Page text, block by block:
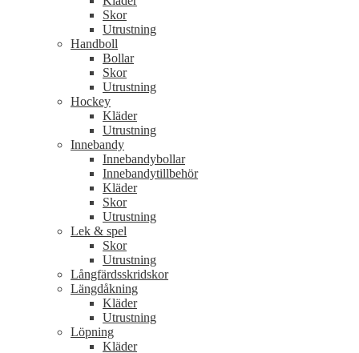
Skor
Utrustning
Handboll
Bollar
Skor
Utrustning
Hockey
Kläder
Utrustning
Innebandy
Innebandybollar
Innebandytillbehör
Kläder
Skor
Utrustning
Lek & spel
Skor
Utrustning
Långfärdsskridskor
Längdåkning
Kläder
Utrustning
Löpning
Kläder